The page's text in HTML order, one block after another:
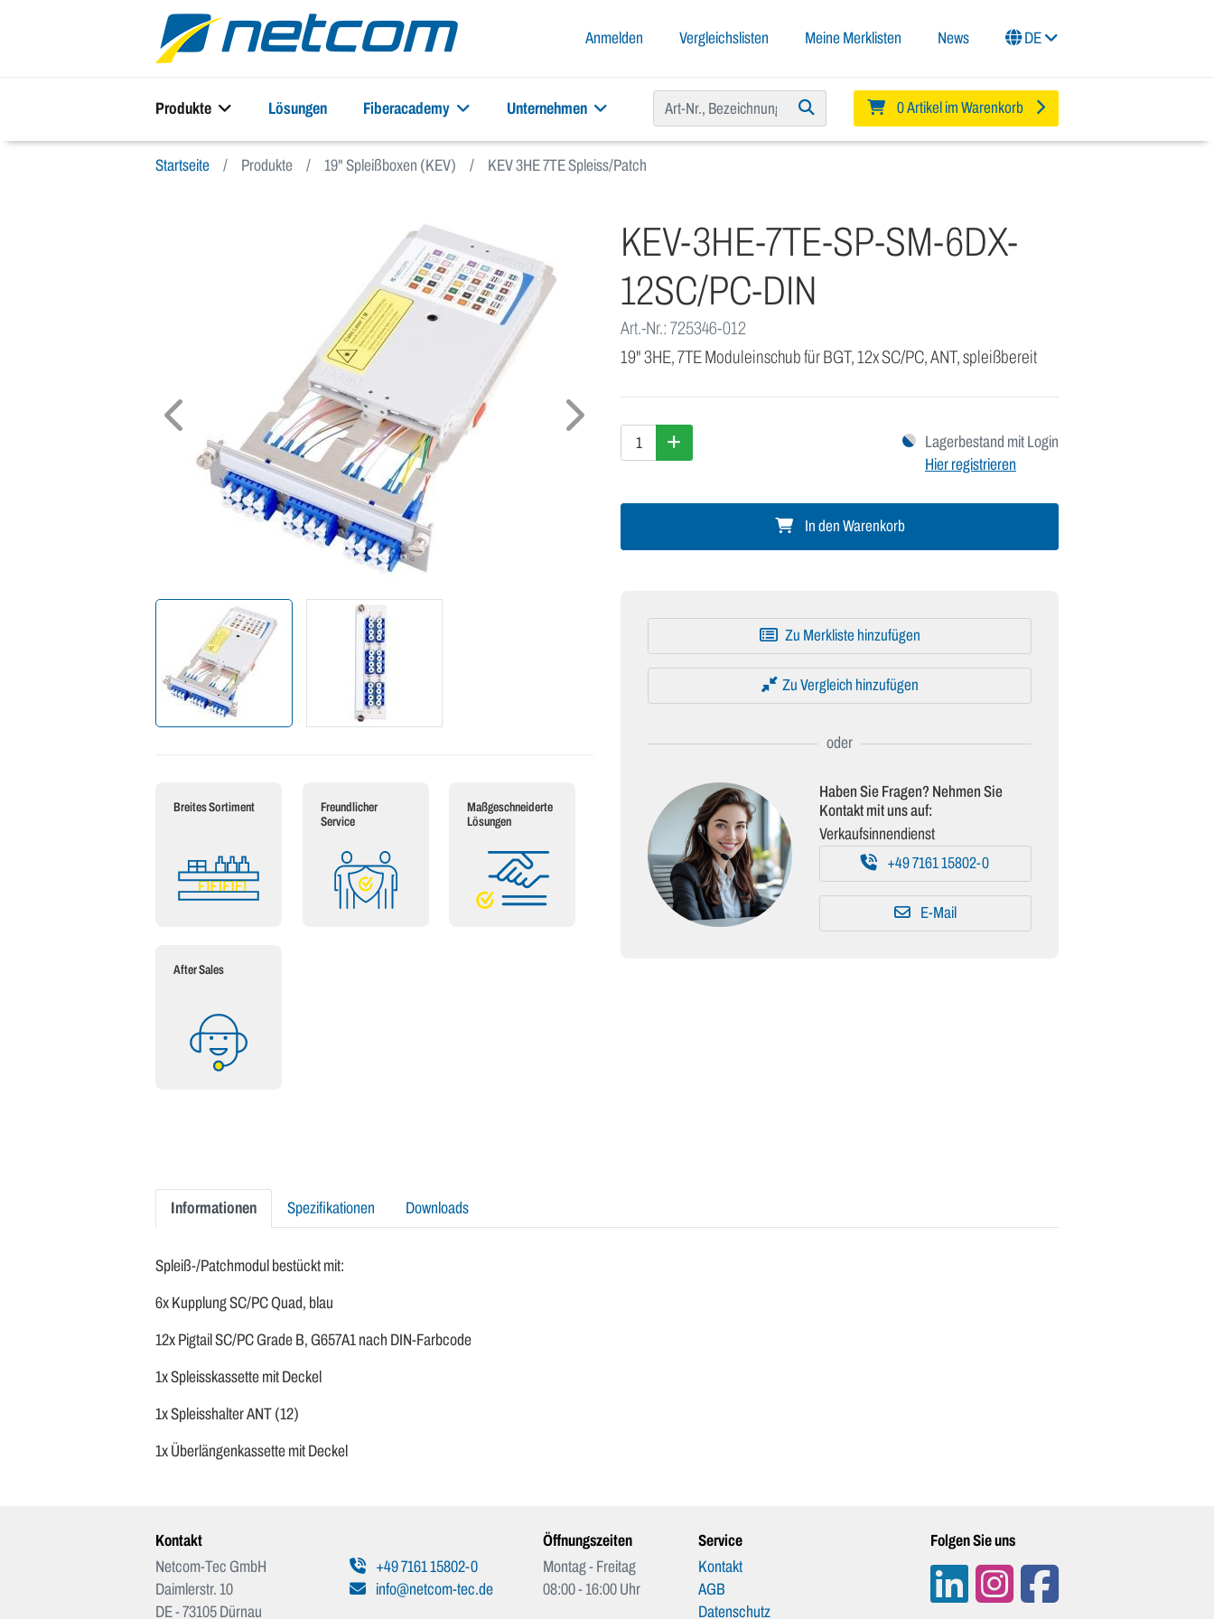
Anmelden Vergleichslisten Meine Merklisten News DE
Produkte Lösungen Fiberacademy Unternehmen 0 Artikel im Warenkorb
Startseite Produkte 19" Spleißboxen (KEV) KEV 3HE 7TE Spleiss/Patch
Breites Sortiment
Freundlicher
Service
Maßgeschneiderte
Lösungen
After Sales
KEV-3HE-7TE-SP-SM-6DX-
12SC/PC-DIN
Art.-Nr.: 725346-012
19" 3HE, 7TE Moduleinschub für BGT, 12x SC/PC, ANT, spleißbereit
Lagerbestand mit Login
Hier registrieren
In den Warenkorb
Zu Merkliste hinzufügen
Zu Vergleich hinzufügen
Haben Sie Fragen? Nehmen Sie
Kontakt mit uns auf:
Verkaufsinnendienst
+49 7161 15802-0
E-Mail
Informationen Spezifikationen Downloads
Spleiß-/Patchmodul bestückt mit:
6x Kupplung SC/PC Quad, blau
12x Pigtail SC/PC Grade B, G657A1 nach DIN-Farbcode
1x Spleisskassette mit Deckel
1x Spleisshalter ANT (12)
1x Überlängenkassette mit Deckel
Kontakt
Netcom-Tec GmbH
Daimlerstr. 10
DE - 73105 Dürnau
+49 7161 15802-0
info@netcom-tec.de
Öffnungszeiten
Montag - Freitag
08:00 - 16:00 Uhr
Service
Kontakt
AGB
Datenschutz
Folgen Sie uns